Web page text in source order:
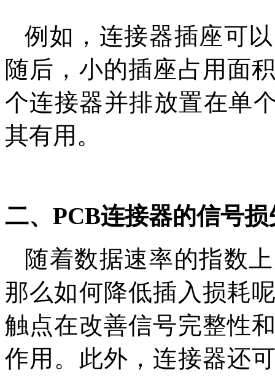
例如，连接器插座可
随后，小的插座占用面
个连接器并排放置在单
其有用。
二、PCB连接器的信号损
随着数据速率的指数
那么如何降低插入损耗
触点在改善信号完整性
作用。此外，连接器还